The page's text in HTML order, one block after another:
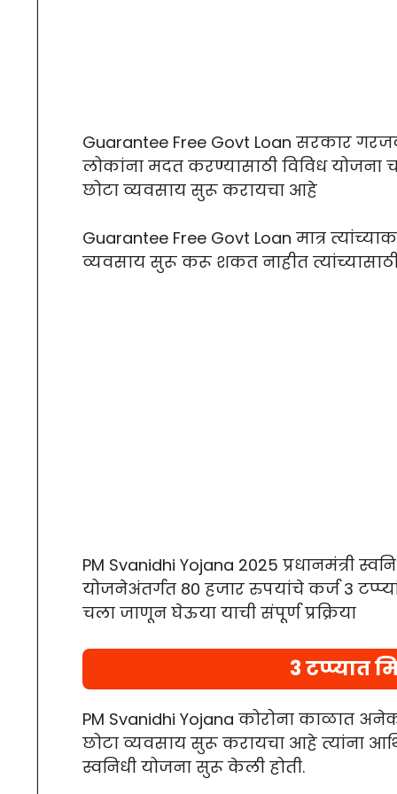
Guarantee Free Govt Loan सरकार
लोकांना मदत करण्यासाठी विविध
छोटा व्यवसाय सुरू करायचा आहे
Guarantee Free Govt Loan मात्र
व्यवसाय सुरू करू शकत नाहीत
PM Svanidhi Yojana 2025 प्रधानमंत्री
योजनेअंतर्गत 80 हजार रुपयांचे कर्ज 3
चला जाणून घेऊया याची संपूर्ण प्रक्रिया
3 टप्प्यात
PM Svanidhi Yojana कोरोना काळात
छोटा व्यवसाय सुरू करायचा आहे त्यांना
स्वनिधी योजना सुरू केली होती.